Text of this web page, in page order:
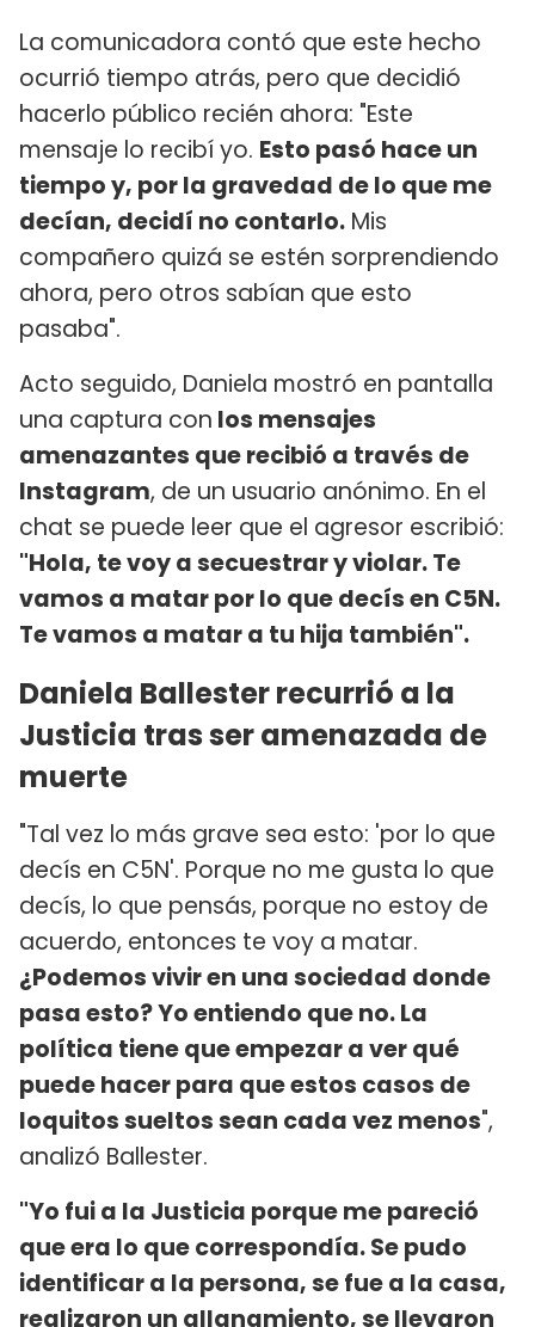
La comunicadora contó que este hecho
ocurrió tiempo atrás, pero que decidió
hacerlo público recién ahora: "Este
mensaje lo recibí yo. Esto pasó hace un
tiempo y, por la gravedad de lo que me
decían, decidí no contarlo. Mis
compañero quizá se estén sorprendiendo
ahora, pero otros sabían que esto
pasaba".
Acto seguido, Daniela mostró en pantalla
una captura con los mensajes
amenazantes que recibió a través de
Instagram, de un usuario anónimo. En el
chat se puede leer que el agresor escribió:
"Hola, te voy a secuestrar y violar. Te
vamos a matar por lo que decís en C5N.
Te vamos a matar a tu hija también".
Daniela Ballester recurrió a la
Justicia tras ser amenazada de
muerte
"Tal vez lo más grave sea esto: 'por lo que
decís en C5N'. Porque no me gusta lo que
decís, lo que pensás, porque no estoy de
acuerdo, entonces te voy a matar.
¿Podemos vivir en una sociedad donde
pasa esto? Yo entiendo que no. La
política tiene que empezar a ver qué
puede hacer para que estos casos de
loquitos sueltos sean cada vez menos",
analizó Ballester.
"Yo fui a la Justicia porque me pareció
que era lo que correspondía. Se pudo
identificar a la persona, se fue a la casa,
realizaron un allanamiento, se llevaron